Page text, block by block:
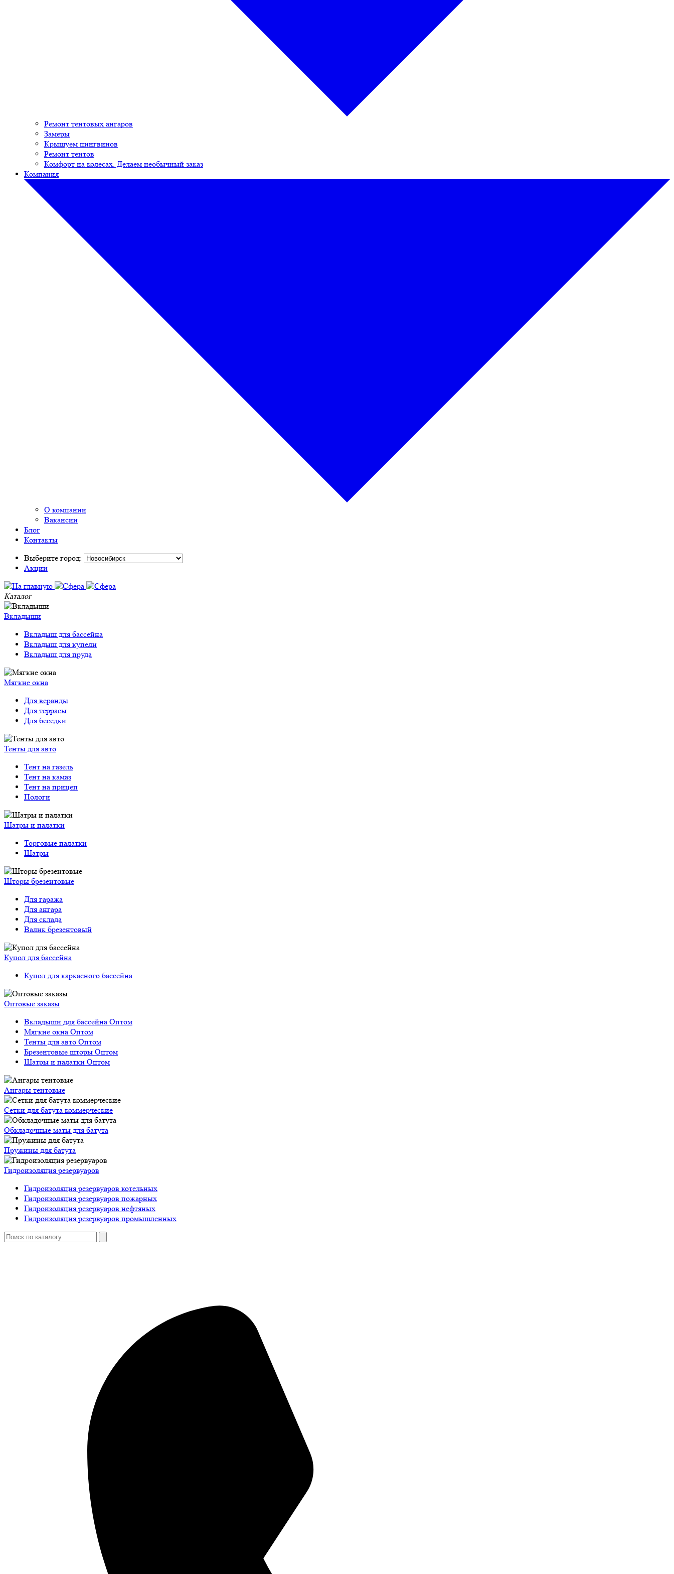
Ремонт тентовых ангаров
Замеры
Крышуем пингвинов
Ремонт тентов
Комфорт на колесах. Делаем необычный заказ
Компания
О компании
Вакансии
Блог
Контакты
Выберите город:
Акции
Каталог
Вкладыши
Вкладыш для бассейна
Вкладыш для купели
Вкладыш для пруда
Мягкие окна
Для веранды
Для террасы
Для беседки
Тенты для авто
Тент на газель
Тент на камаз
Тент на прицеп
Пологи
Шатры и палатки
Торговые палатки
Шатры
Шторы брезентовые
Для гаража
Для ангара
Для склада
Валик брезентовый
Купол для бассейна
Купол для каркасного бассейна
Оптовые заказы
Вкладыши для бассейна Оптом
Мягкие окна Оптом
Тенты для авто Оптом
Брезентовые шторы Оптом
Шатры и палатки Оптом
Ангары тентовые
Сетки для батута коммерческие
Обкладочные маты для батута
Пружины для батута
Гидроизоляция резервуаров
Гидроизоляция резервуаров котельных
Гидроизоляция резервуаров пожарных
Гидроизоляция резервуаров нефтяных
Гидроизоляция резервуаров промышленных